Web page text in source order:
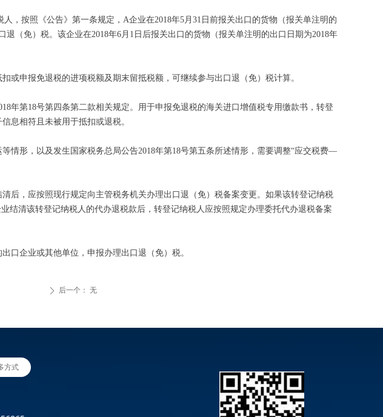
按照《公告》第一条规定，A企业在2018年5月31日前报关出口的货物（报关单注明的
（免）税。该企业在2018年6月1日后报关出口的货物（报关单注明的出口日期为2018年
申报免退税的进项税额及期末留抵税额，可继续参与出口退（免）税计算。
第18号第四条第二款相关规定。用于申报免退税的海关进口增值税专用缴款书，转登
息相符且未被用于抵扣或退税。
形，以及发生国家税务总局公告2018年第18号第五条所述情形，需要调整“应交税费—
，应按照现行规定向主管税务机关办理出口退（免）税备案变更。如果该转登记纳税
结清该转登记纳税人的代办退税款后，转登记纳税人应按照规定办理委托代办退税备案
企业或其他单位，申报办理出口退（免）税。
ꄲ 后一个： 无
方式